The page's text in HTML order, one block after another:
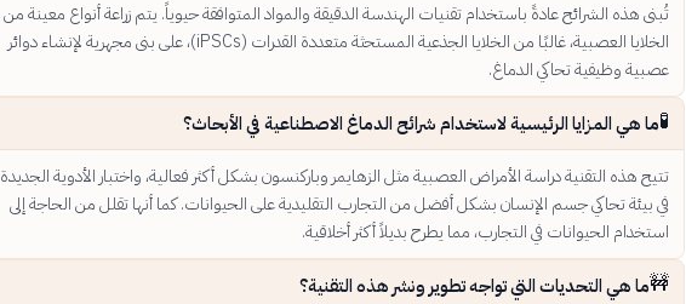
تُبنى هذه الشرائح عادةً باستخدام تقنيات الهندسة الدقيقة والمواد المتوافقة حيوياً. يتم زراعة أنواع معينة من
الخلايا العصبية، غالبًا من الخلايا الجذعية المستحثة متعددة القدرات (iPSCs)، على بنى مجهرية لإنشاء دوائر
عصبية وظيفية تحاكي الدماغ.
🧪ما هي المزايا الرئيسية لاستخدام شرائح الدماغ الاصطناعية في الأبحاث؟
تتيح هذه التقنية دراسة الأمراض العصبية مثل الزهايمر وباركنسون بشكل أكثر فعالية، واختبار الأدوية الجديدة
في بيئة تحاكي جسم الإنسان بشكل أفضل من التجارب التقليدية على الحيوانات. كما أنها تقلل من الحاجة إلى
استخدام الحيوانات في التجارب، مما يطرح بديلاً أكثر أخلاقية.
🚧ما هي التحديات التي تواجه تطوير ونشر هذه التقنية؟